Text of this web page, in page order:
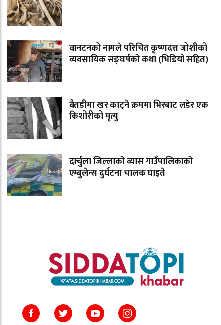
वानटनको नामले परिचित कृष्णदत्त जोशीको
व्यवसायिक सङ्घर्षको कथा (भिडियो सहित)
बैतडीमा खर काट्ने क्रममा भिरबाट लडेर एक
किशोरीको मृत्यु
दार्चुला जिल्लाको व्यास गाउँपालिकाको
एम्बुलेन्स दुर्घटना चालक घाइते